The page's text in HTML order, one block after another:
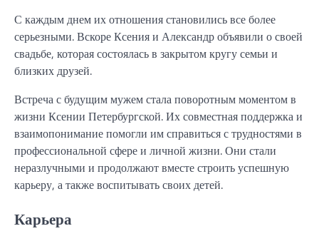
С каждым днем их отношения становились все более
серьезными. Вскоре Ксения и Александр объявили о своей
свадьбе, которая состоялась в закрытом кругу семьи и
близких друзей.
Встреча с будущим мужем стала поворотным моментом в
жизни Ксении Петербургской. Их совместная поддержка и
взаимопонимание помогли им справиться с трудностями в
профессиональной сфере и личной жизни. Они стали
неразлучными и продолжают вместе строить успешную
карьеру, а также воспитывать своих детей.
Карьера